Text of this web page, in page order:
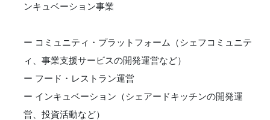
ンキュベーション事業
ー コミュニティ・プラットフォーム（シェフコミュニテ
ィ、事業支援サービスの開発運営など）
ー フード・レストラン運営
ー インキュベーション（シェアードキッチンの開発運
営、投資活動など）